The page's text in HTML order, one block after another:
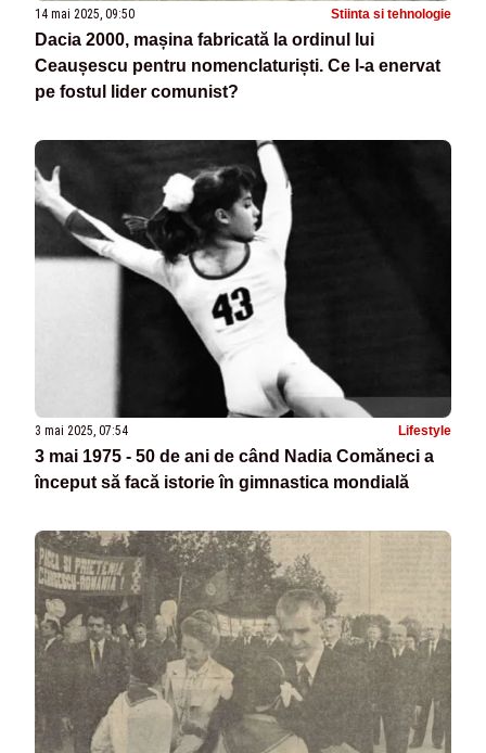
14 mai 2025, 09:50 Stiinta si tehnologie
Dacia 2000, mașina fabricată la ordinul lui
Ceaușescu pentru nomenclaturiști. Ce l-a enervat
pe fostul lider comunist?
3 mai 2025, 07:54 Lifestyle
3 mai 1975 - 50 de ani de când Nadia Comăneci a
început să facă istorie în gimnastica mondială